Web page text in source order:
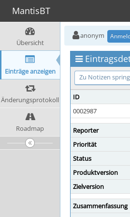
MantisBT
Übersicht
Einträge anzeigen
Änderungsprotokoll
Roadmap
anonym
Zu Notizen
ID
0002987
Reporter
Priorität
Status
Produktversion
Zielversion
Zusammenfassung